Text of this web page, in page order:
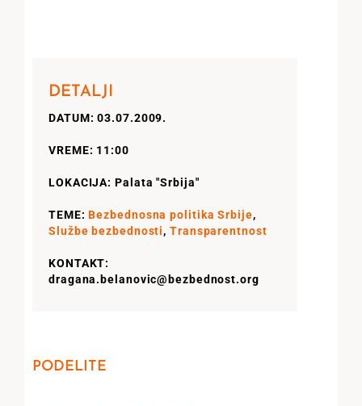
DETALJI
DATUM: 03.07.2009.
VREME: 11:00
LOKACIJA: Palata "Srbija"
TEME:Bezbednosna politika Srbije,
Službe bezbednosti,Transparentnost
KONTAKT:
dragana.belanovic@bezbednost.org
PODELITE